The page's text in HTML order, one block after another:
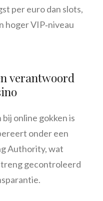
per euro dan slots,
hoger VIP‑niveau
verantwoord
online gokken is
onder een
Authority, wat
gecontroleerd